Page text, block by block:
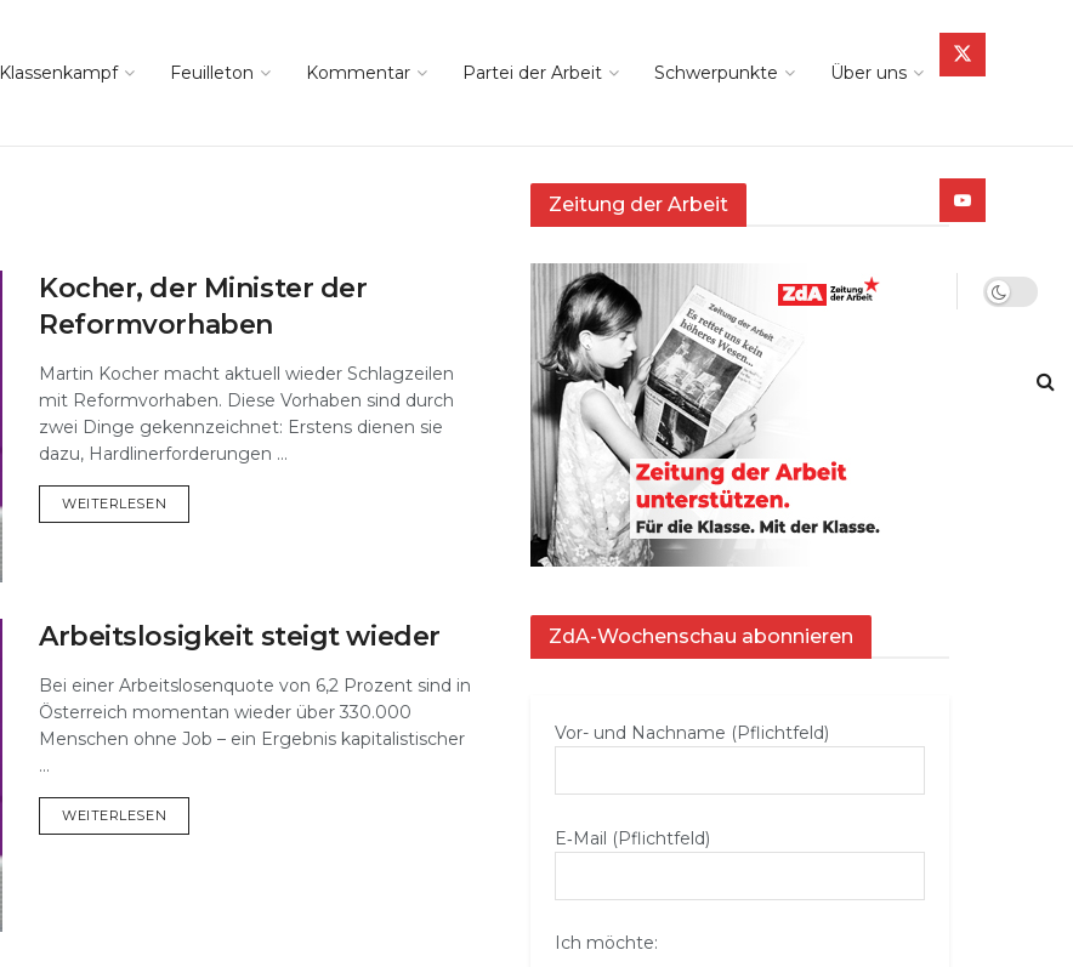
Klassenkampf Feuilleton Kommentar Partei der Arbeit Schwerpunkte Über uns
Kocher, der Minister der
Reformvorhaben
Martin Kocher macht aktuell wieder Schlagzeilen
mit Reformvorhaben. Diese Vorhaben sind durch
zwei Dinge gekennzeichnet: Erstens dienen sie
dazu, Hardlinerforderungen ...
WEITERLESEN
Arbeitslosigkeit steigt wieder
Bei einer Arbeitslosenquote von 6,2 Prozent sind in
Österreich momentan wieder über 330.000
Menschen ohne Job – ein Ergebnis kapitalistischer
...
WEITERLESEN
Zeitung der Arbeit
ZdA-Wochenschau abonnieren
Vor- und Nachname (Pflichtfeld)
E‑Mail (Pflichtfeld)
Ich möchte: